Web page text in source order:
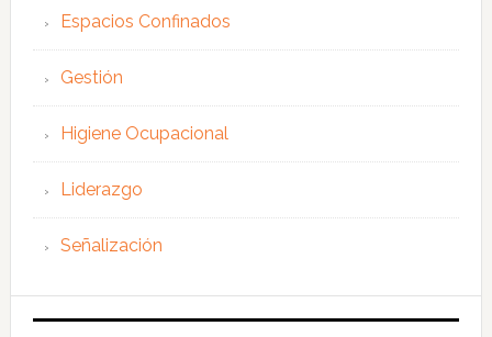
Espacios Confinados
Gestión
Higiene Ocupacional
Liderazgo
Señalización